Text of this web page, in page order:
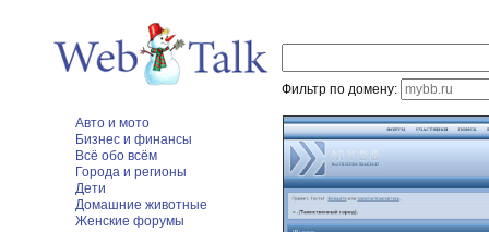
Фильтр по домену:
Авто и мото
Бизнес и финансы
Всё обо всём
Города и регионы
Дети
Домашние животные
Женские форумы